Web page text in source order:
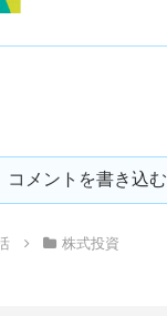
コメントを書き込む
株式投資